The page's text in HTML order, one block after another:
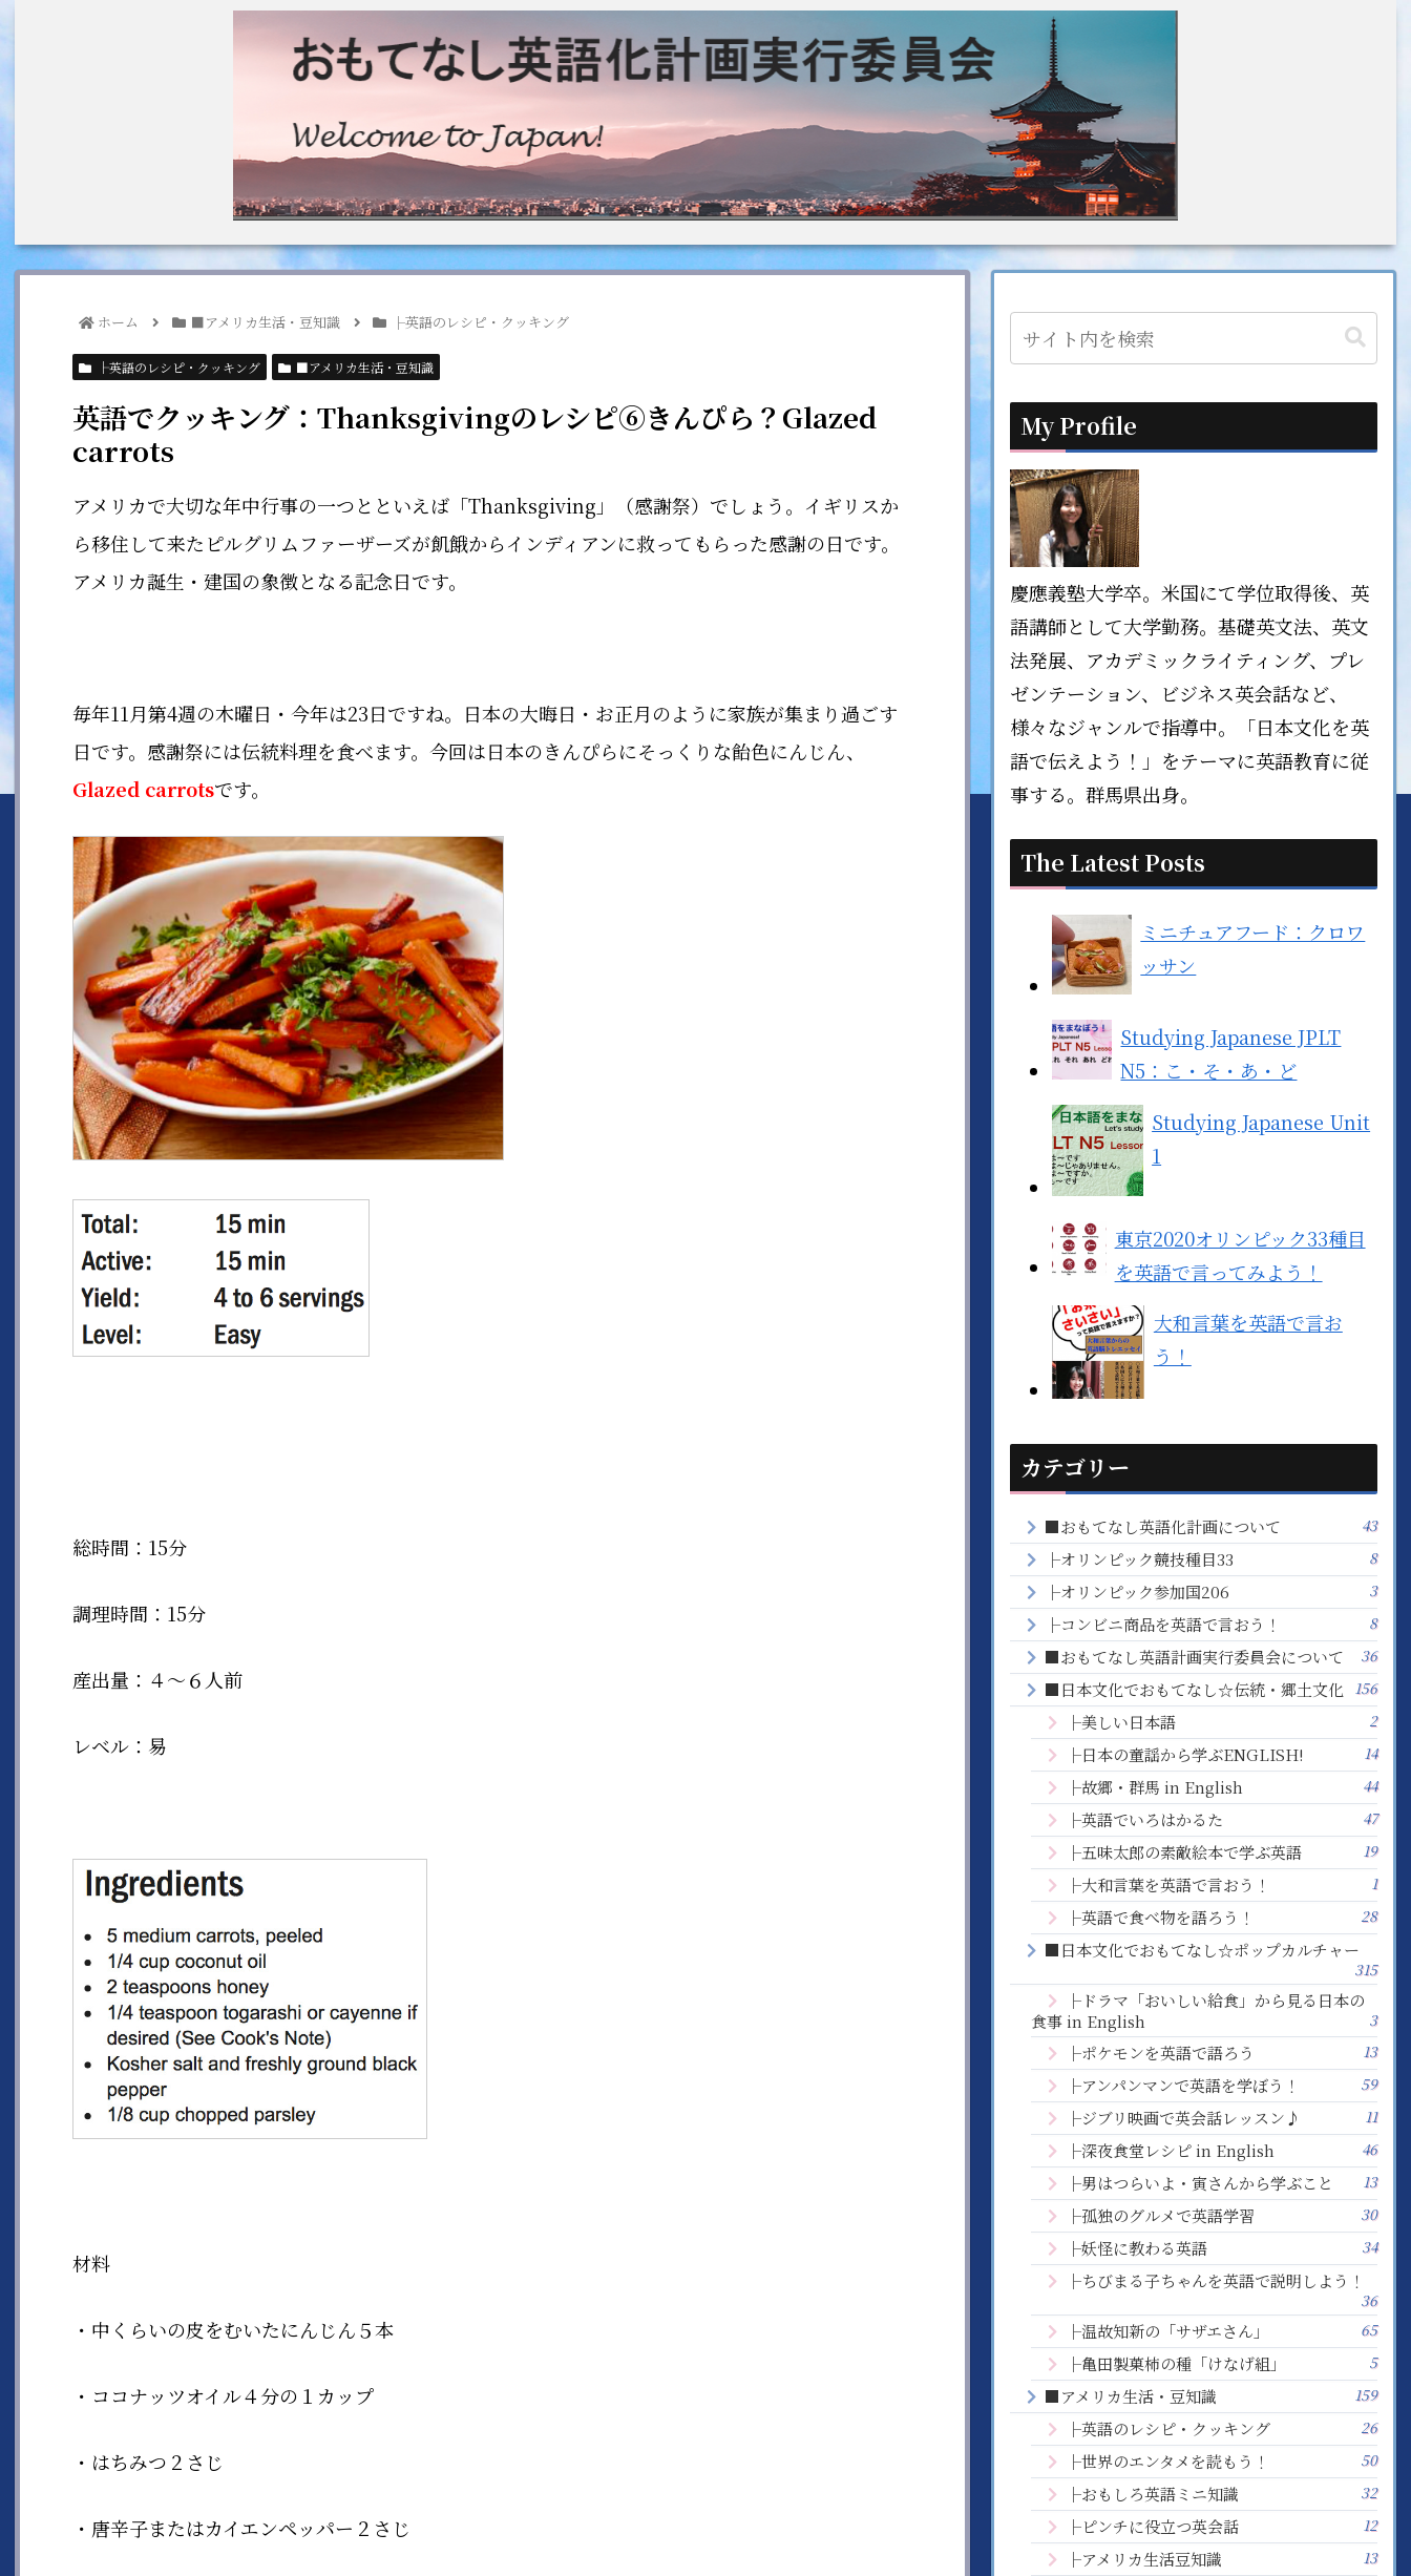
ホーム ■アメリカ生活・豆知識 ├英語のレシピ・クッキング
├英語のレシピ・クッキング ■アメリカ生活・豆知識
英語でクッキング：Thanksgivingのレシピ⑥きんぴら？Glazed
carrots
アメリカで大切な年中行事の一つとといえば「Thanksgiving」（感謝祭）でしょう。イギリスか
ら移住して来たピルグリムファーザーズが飢餓からインディアンに救ってもらった感謝の日です。
アメリカ誕生・建国の象徴となる記念日です。
毎年11月第4週の木曜日・今年は23日ですね。日本の大晦日・お正月のように家族が集まり過ごす
日です。感謝祭には伝統料理を食べます。今回は日本のきんぴらにそっくりな飴色にんじん、
Glazed carrotsです。
総時間：15分
調理時間：15分
産出量：４〜６人前
レベル：易
材料
・中くらいの皮をむいたにんじん５本
・ココナッツオイル４分の１カップ
・はちみつ２さじ
・唐辛子またはカイエンペッパー２さじ
My Profile
慶應義塾大学卒。米国にて学位取得後、英
語講師として大学勤務。基礎英文法、英文
法発展、アカデミックライティング、プレ
ゼンテーション、ビジネス英会話など、
様々なジャンルで指導中。「日本文化を英
語で伝えよう！」をテーマに英語教育に従
事する。群馬県出身。
The Latest Posts
ミニチュアフード：クロワ
ッサン
Studying Japanese JPLT
N5：こ・そ・あ・ど
Studying Japanese Unit
1
東京2020オリンピック33種目
を英語で言ってみよう！
大和言葉を英語で言お
う！
カテゴリー
■おもてなし英語化計画について 43
├オリンピック競技種目33 8
├オリンピック参加国206 3
├コンビニ商品を英語で言おう！ 8
■おもてなし英語計画実行委員会について 36
■日本文化でおもてなし☆伝統・郷土文化 156
├美しい日本語 2
├日本の童謡から学ぶENGLISH! 14
├故郷・群馬 in English 44
├英語でいろはかるた 47
├五味太郎の素敵絵本で学ぶ英語 19
├大和言葉を英語で言おう！ 1
├英語で食べ物を語ろう！ 28
■日本文化でおもてなし☆ポップカルチャー
315
├ドラマ「おいしい給食」から見る日本の
食事 in English
3
├ポケモンを英語で語ろう 13
├アンパンマンで英語を学ぼう！ 59
├ジブリ映画で英会話レッスン♪ 11
├深夜食堂レシピ in English 46
├男はつらいよ・寅さんから学ぶこと 13
├孤独のグルメで英語学習 30
├妖怪に教わる英語 34
├ちびまる子ちゃんを英語で説明しよう！
36
├温故知新の「サザエさん」 65
├亀田製菓柿の種「けなげ組」 5
■アメリカ生活・豆知識 159
├英語のレシピ・クッキング 26
├世界のエンタメを読もう！ 50
├おもしろ英語ミニ知識 32
├ピンチに役立つ英会話 12
├アメリカ生活豆知識 13